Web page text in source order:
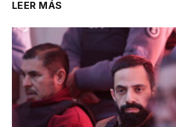
LEER MÁS